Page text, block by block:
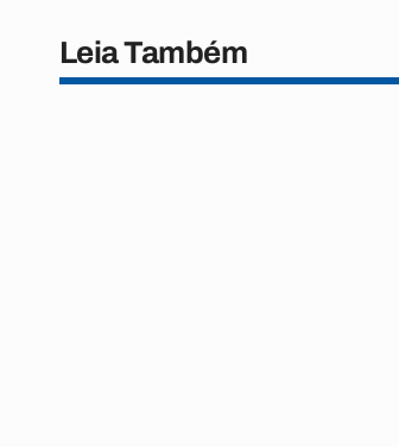
Leia Também